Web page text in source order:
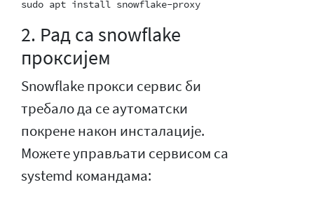
2. Рад са snowflake
проксијем
Snowflake прокси сервис би
требало да се аутоматски
покрене након инсталације.
Можете управљати сервисом са
systemd командама: